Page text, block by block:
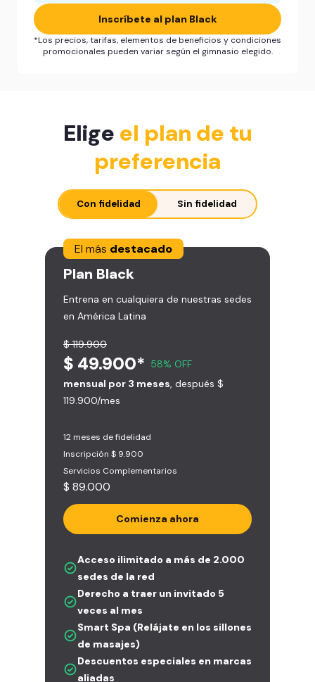
Inscríbete al plan Black
*Los precios, tarifas, elementos de beneficios y condiciones
promocionales pueden variar según el gimnasio elegido.
Elige el plan de tu
preferencia
Con fidelidad Sin fidelidad
El más destacado
Plan Black
Entrena en cualquiera de nuestras sedes
en América Latina
$ 119.900
$ 49.900* 58% OFF
mensual por 3 meses , después $
119.900/mes
12 meses de fidelidad
Inscripción $ 9.900
Servicios Complementarios
$ 89.000
Comienza ahora
Acceso ilimitado a más de 2.000
sedes de la red
Derecho a traer un invitado 5
veces al mes
Smart Spa (Relájate en los sillones
de masajes)
Descuentos especiales en marcas
aliadas